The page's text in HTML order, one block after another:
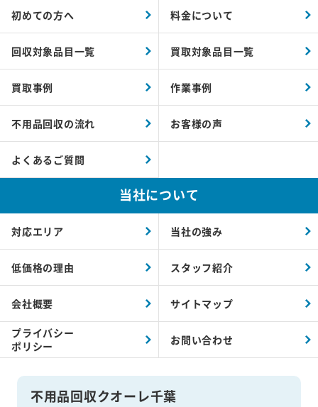
不用品回収クオーレ千葉
初めての方へ 料金について
回収対象品目一覧 買取対象品目一覧
買取事例 作業事例
不用品回収の流れ お客様の声
よくあるご質問
当社について
対応エリア 当社の強み
低価格の理由 スタッフ紹介
会社概要 サイトマップ
プライバシー
ポリシー
お問い合わせ